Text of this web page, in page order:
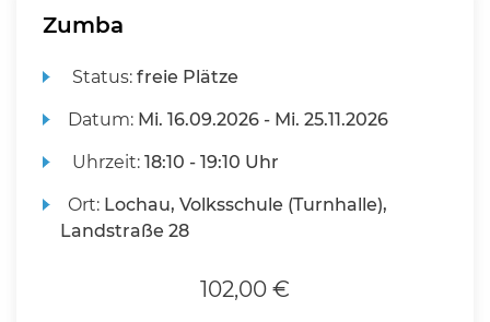
Zumba
Status:freie Plätze
Datum: Mi. 16.09.2026 - Mi. 25.11.2026
Uhrzeit:18:10 - 19:10 Uhr
Ort: Lochau, Volksschule (Turnhalle),
Landstraße 28
102,00 €